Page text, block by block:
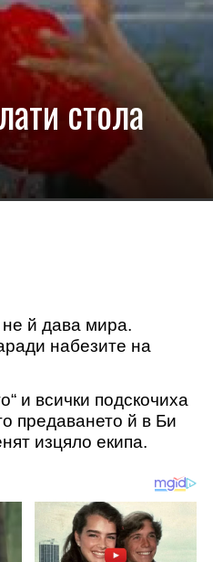
стола
не й дава мира.
набезите на
и всички подскочиха
предаването й в Би
изцяло екипа.